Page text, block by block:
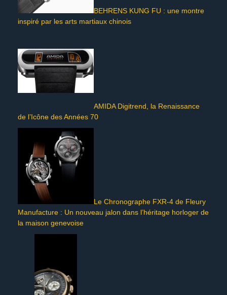
BEHRENS KUNG FU : une montre
inspiré par les arts martiaux chinois
AMIDA Digitrend, la Renaissance
de l’Icône des Années 70
Le Chronographe FXR-4 de Fleury
Manufacture : Un nouveau jalon dans l’héritage horloger de
la maison genevoise